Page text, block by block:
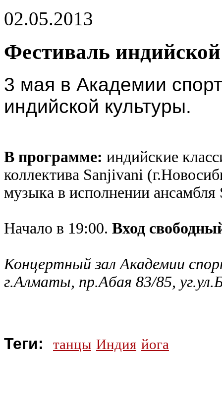
02.05.2013
Фестиваль
3 мая в Академии
индийской культуры.
В программе: индийские
коллектива Sanjivani
музыка в исполнении ансамбля
Начало в 19:00. Вход
Концертный зал Академии
г.Алматы, пр.Абая 83/85,
Теги: танцы Индия йога